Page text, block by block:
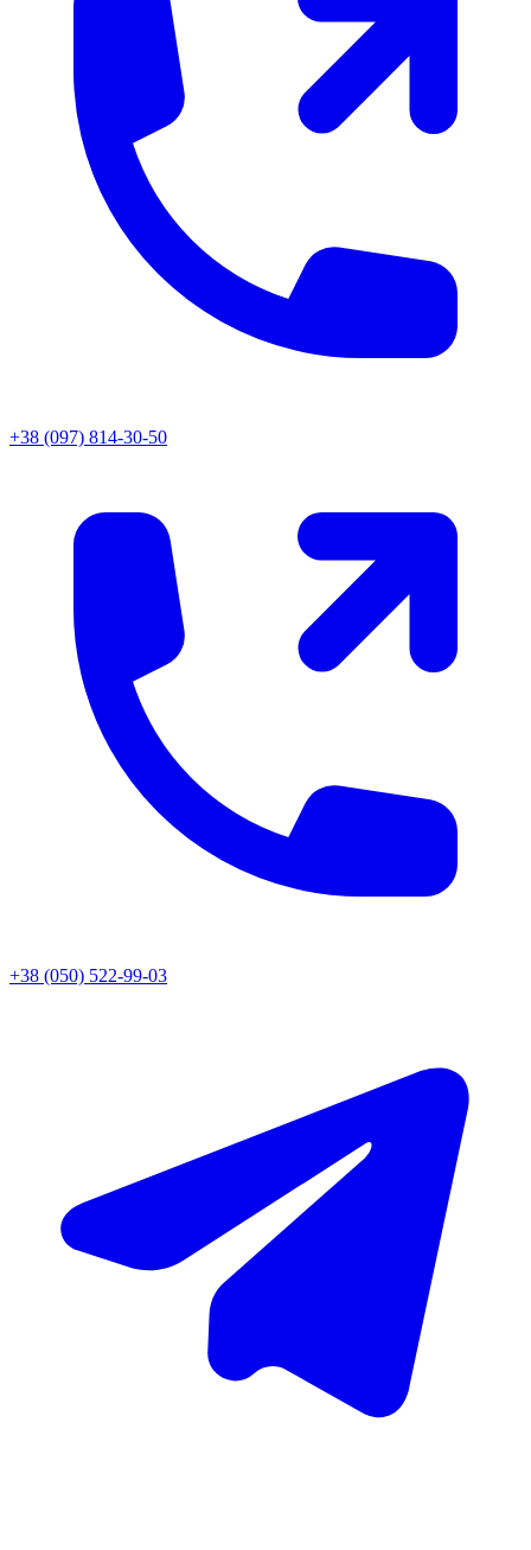
+38 (097) 814-30-50
+38 (050) 522-99-03